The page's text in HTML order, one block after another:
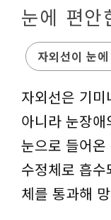
눈에 편안
자외선이 눈
자외선은 기
아니라 눈장
눈으로 들어
수정체로 흡
체를 통과해